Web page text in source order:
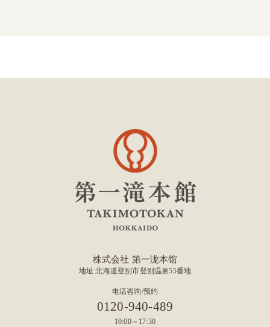
株式会社 第一泷本馆
地址 北海道登别市登别温泉55番地
电话咨询/预约
0120-940-489
10:00～17:30